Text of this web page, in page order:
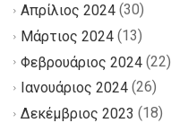
Απρίλιος 2024 (30)
Μάρτιος 2024 (13)
Φεβρουάριος 2024 (22)
Ιανουάριος 2024 (26)
Δεκέμβριος 2023 (18)